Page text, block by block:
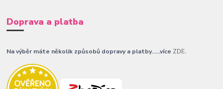
Doprava a platba
Na výběr máte několik způsobů dopravy a platby......více ZDE.